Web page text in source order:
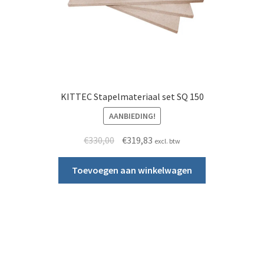
KITTEC Stapelmateriaal set SQ 150
AANBIEDING!
€330,00 Oorspronkelijke prijs was: €330,00.
€319,83Huidige prijs is: €319,83.
excl. btw
Toevoegen aan winkelwagen